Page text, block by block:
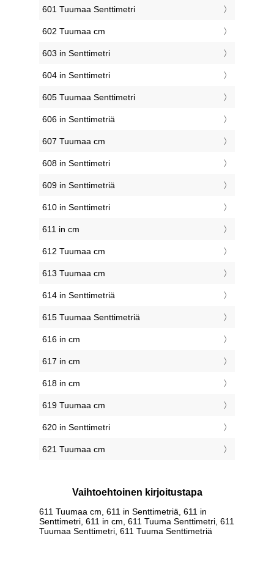
601 Tuumaa Senttimetri
602 Tuumaa cm
603 in Senttimetri
604 in Senttimetri
605 Tuumaa Senttimetri
606 in Senttimetriä
607 Tuumaa cm
608 in Senttimetri
609 in Senttimetriä
610 in Senttimetri
611 in cm
612 Tuumaa cm
613 Tuumaa cm
614 in Senttimetriä
615 Tuumaa Senttimetriä
616 in cm
617 in cm
618 in cm
619 Tuumaa cm
620 in Senttimetri
621 Tuumaa cm
Vaihtoehtoinen kirjoitustapa
611 Tuumaa cm, 611 in Senttimetriä, 611 in
Senttimetri, 611 in cm, 611 Tuuma Senttimetri, 611
Tuumaa Senttimetri, 611 Tuuma Senttimetriä